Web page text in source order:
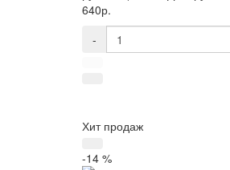
640р.
-
Хит продаж
-14 %